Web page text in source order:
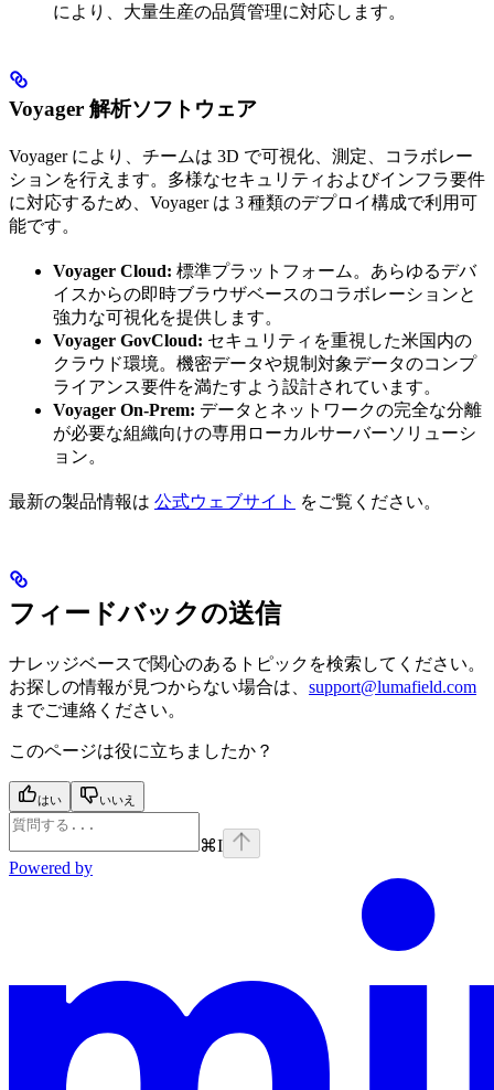
により、大量生産の品質管理に対応します。
Voyager 解析ソフトウェア
Voyager により、チームは 3D で可視化、測定、コラボレー
ションを行えます。多様なセキュリティおよびインフラ要件
に対応するため、Voyager は 3 種類のデプロイ構成で利用可
能です。
Voyager Cloud: 標準プラットフォーム。あらゆるデバ
イスからの即時ブラウザベースのコラボレーションと
強力な可視化を提供します。
Voyager GovCloud: セキュリティを重視した米国内の
クラウド環境。機密データや規制対象データのコンプ
ライアンス要件を満たすよう設計されています。
Voyager On-Prem: データとネットワークの完全な分離
が必要な組織向けの専用ローカルサーバーソリューシ
ョン。
最新の製品情報は 公式ウェブサイト をご覧ください。
フィードバックの送信
ナレッジベースで関心のあるトピックを検索してください。
お探しの情報が見つからない場合は、 support@lumafield.com
までご連絡ください。
このページは役に立ちましたか？
はい いいえ
⌘I
Powered by